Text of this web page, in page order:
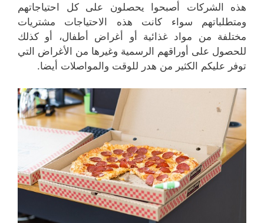
هذه الشركات أصبحوا يحصلون على كل احتياجاتهم
ومتطلباتهم سواء كانت هذه الاحتياجات مشتريات
مختلفة من مواد غذائية أو أغراض أطفال، أو كذلك
للحصول على أوراقهم الرسمية وغيرها من الأغراض التي
توفر عليكم الكثير من هدر للوقت والمواصلات أيضا.